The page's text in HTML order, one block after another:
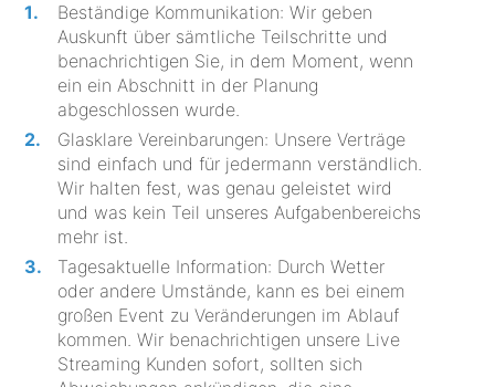
Beständige Kommunikation: Wir geben
Auskunft über sämtliche Teilschritte und
benachrichtigen Sie, in dem Moment, wenn
ein ein Abschnitt in der Planung
abgeschlossen wurde.
Glasklare Vereinbarungen: Unsere Verträge
sind einfach und für jedermann verständlich.
Wir halten fest, was genau geleistet wird
und was kein Teil unseres Aufgabenbereichs
mehr ist.
Tagesaktuelle Information: Durch Wetter
oder andere Umstände, kann es bei einem
großen Event zu Veränderungen im Ablauf
kommen. Wir benachrichtigen unsere Live
Streaming Kunden sofort, sollten sich